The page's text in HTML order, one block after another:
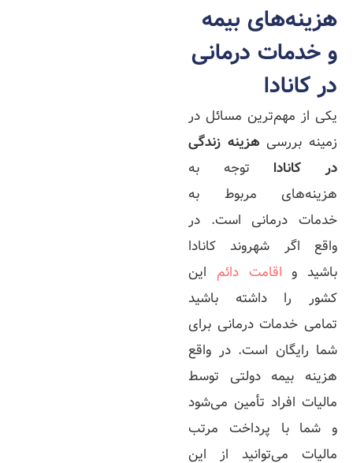
هزینه‌های بیمه
و خدمات درمانی
در کانادا
یکی از مهم‌ترین مسائل در
زمینه بررسی هزینه زندگی
در کانادا توجه به
هزینه‌های مربوط به
خدمات درمانی است. در
واقع اگر شهروند کانادا
باشید و اقامت دائم این
کشور را داشته باشید
تمامی خدمات درمانی برای
شما رایگان است. در واقع
هزینه بیمه دولتی توسط
مالیات افراد تأمین می‌شود
و شما با پرداخت مرتب
مالیات می‌توانید از این